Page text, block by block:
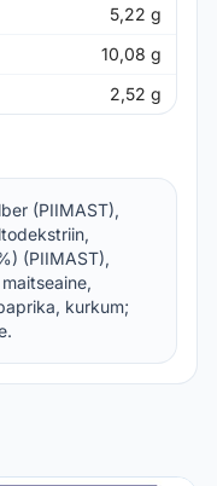
5,22 g
10,08 g
2,52 g
(PIIMAST),
(PIIMAST),
kurkum;